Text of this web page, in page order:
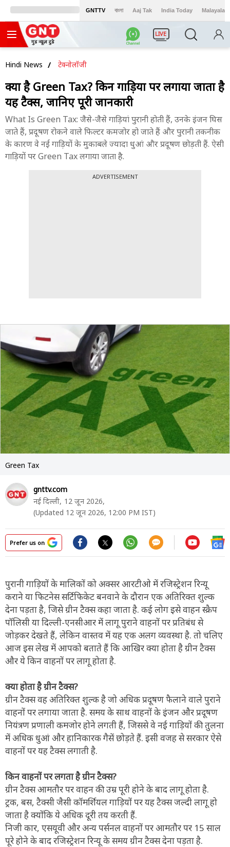
GNTTV বাংলা Aaj Tak India Today Malayalam
LIVE
Hindi News टेक्नोलॉजी
क्या है Green Tax? किन गाड़ियों पर लगाया जाता है
यह टैक्स, जानिए पूरी जानकारी
What Is Green Tax: जैसे-जैसे गाड़ियां पुरानी होती हैं, उनके इंजन घिस
जाते हैं, प्रदूषण रोकने वाले फिल्टर कमजोर हो जाते हैं और पुरानी तकनीक
के कारण वे नई गाड़ियों के मुकाबले ज्यादा धुआं और प्रदूषण छोड़ती हैं. ऐसी
गाड़ियों पर Green Tax लगाया जाता है.
ADVERTISEMENT
Green Tax
gnttv.com
नई दिल्ली, 12 जून 2026,
(Updated 12 जून 2026, 12:00 PM IST)
Prefer us on
पुरानी गाड़ियों के मालिकों को अक्सर आरटीओ में रजिस्ट्रेशन रिन्यू
कराने या फिटनेस सर्टिफिकेट बनवाने के दौरान एक अतिरिक्त शुल्क
देना पड़ता है, जिसे ग्रीन टैक्स कहा जाता है. कई लोग इसे वाहन स्क्रैप
पॉलिसी या दिल्ली-एनसीआर में लागू पुराने वाहनों पर प्रतिबंध से
जोड़कर देखते हैं, लेकिन वास्तव में यह एक अलग व्यवस्था है. तो चलिए
आज इस लेख में आपको बताते हैं कि आखिर क्या होता है ग्रीन टैक्स
और ये किन वाहनों पर लागू होता है.
क्या होता है ग्रीन टैक्स?
ग्रीन टैक्स वह अतिरिक्त शुल्क है जो अधिक प्रदूषण फैलाने वाले पुराने
वाहनों पर लगाया जाता है. समय के साथ वाहनों के इंजन और प्रदूषण
नियंत्रण प्रणाली कमजोर होने लगती हैं, जिससे वे नई गाड़ियों की तुलना
में अधिक धुआं और हानिकारक गैसें छोड़ते हैं. इसी वजह से सरकार ऐसे
वाहनों पर यह टैक्स लगाती है.
किन वाहनों पर लगता है ग्रीन टैक्स?
ग्रीन टैक्स आमतौर पर वाहन की उम्र पूरी होने के बाद लागू होता है.
ट्रक, बस, टैक्सी जैसी कॉमर्शियल गाड़ियों पर यह टैक्स जल्दी लागू हो
जाता है क्योंकि ये अधिक दूरी तय करती हैं.
निजी कार, एसयूवी और अन्य पर्सनल वाहनों पर आमतौर पर 15 साल
पूरे होने के बाद रजिस्ट्रेशन रिन्यू के समय ग्रीन टैक्स देना पड़ता है.